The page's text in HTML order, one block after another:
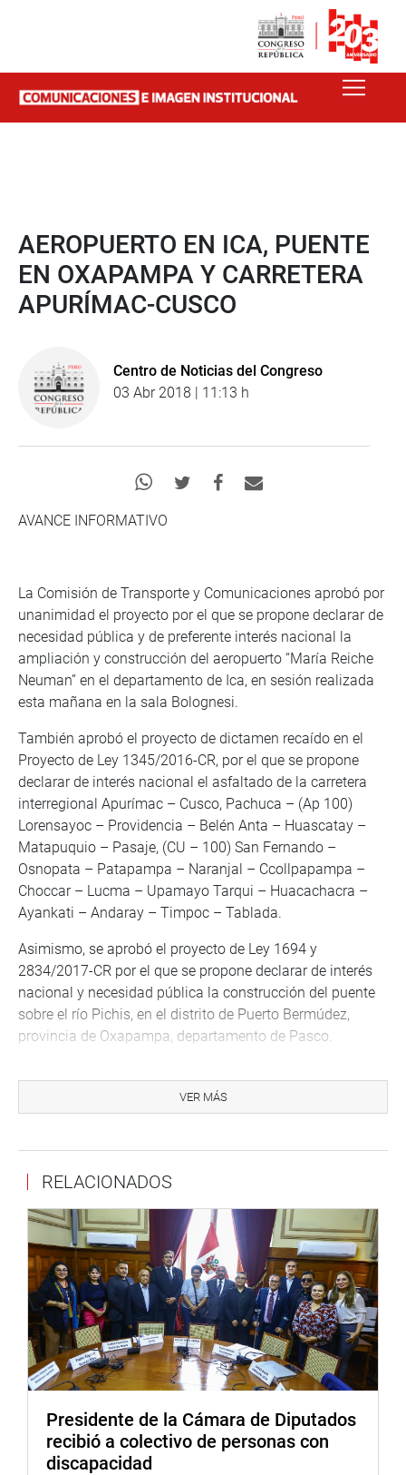
AEROPUERTO EN ICA, PUENTE
EN OXAPAMPA Y CARRETERA
APURÍMAC-CUSCO
Centro de Noticias del Congreso
03 Abr 2018 | 11:13 h
AVANCE INFORMATIVO
La Comisión de Transporte y Comunicaciones aprobó por
unanimidad el proyecto por el que se propone declarar de
necesidad pública y de preferente interés nacional la
ampliación y construcción del aeropuerto “María Reiche
Neuman” en el departamento de Ica, en sesión realizada
esta mañana en la sala Bolognesi.
También aprobó el proyecto de dictamen recaído en el
Proyecto de Ley 1345/2016-CR, por el que se propone
declarar de interés nacional el asfaltado de la carretera
interregional Apurímac – Cusco, Pachuca – (Ap 100)
Lorensayoc – Providencia – Belén Anta – Huascatay –
Matapuquio – Pasaje, (CU – 100) San Fernando –
Osnopata – Patapampa – Naranjal – Ccollpapampa –
Choccar – Lucma – Upamayo Tarqui – Huacachacra –
Ayankati – Andaray – Timpoc – Tablada.
Asimismo, se aprobó el proyecto de Ley 1694 y
2834/2017-CR por el que se propone declarar de interés
nacional y necesidad pública la construcción del puente
sobre el río Pichis, en el distrito de Puerto Bermúdez,
provincia de Oxapampa, departamento de Pasco.
PRENSA-CONGRESO 3-4-18
Puede encontrar más información en nuestra página web
y redes sociales.
Heraldo:http://www.goo.gl/Ty5Tto
Portal: http://www.congreso.gob.pe/
Facebook: https://goo.gl/s5t7XN
Twitter: https://goo.gl/iMywRR
VER MÁS
RELACIONADOS
Presidente de la Cámara de Diputados
recibió a colectivo de personas con
discapacidad